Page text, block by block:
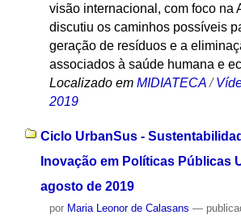
visão internacional, com foco na
discutiu os caminhos possíveis
geração de resíduos e a
associados à saúde humana e
Localizado em MIDIATECA /
2019
Ciclo UrbanSus -
Inovação em Políticas Públicas
agosto de 2019
por Maria Leonor de Calasans —